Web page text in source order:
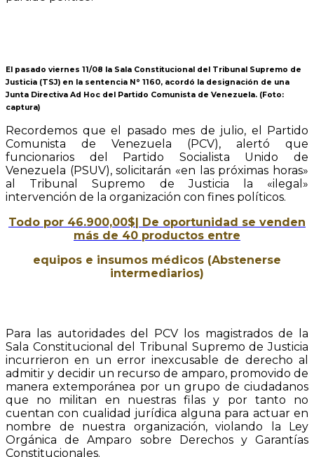
El pasado viernes 11/08 la Sala Constitucional del Tribunal Supremo de
Justicia (TSJ) en la sentencia N° 1160, acordó la designación de una
Junta Directiva Ad Hoc del Partido Comunista de Venezuela. (Foto:
captura)
Recordemos que el pasado mes de julio, el Partido
Comunista de Venezuela (PCV), alertó que
funcionarios del Partido Socialista Unido de
Venezuela (PSUV), solicitarán «en las próximas horas»
al Tribunal Supremo de Justicia la «ilegal»
intervención de la organización con fines políticos.
Todo por 46.900,00$| De oportunidad se venden
más de 40 productos entre
equipos e insumos médicos (Abstenerse
intermediarios)
Para las autoridades del PCV los magistrados de la
Sala Constitucional del Tribunal Supremo de Justicia
incurrieron en un error inexcusable de derecho al
admitir y decidir un recurso de amparo, promovido de
manera extemporánea por un grupo de ciudadanos
que no militan en nuestras filas y por tanto no
cuentan con cualidad jurídica alguna para actuar en
nombre de nuestra organización, violando la Ley
Orgánica de Amparo sobre Derechos y Garantías
Constitucionales.